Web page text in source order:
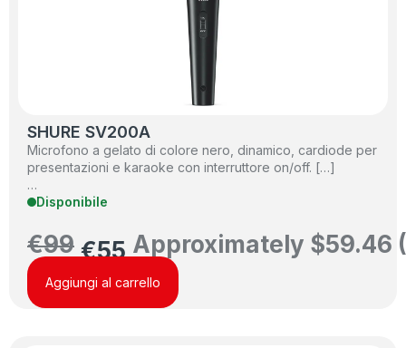
SHURE SV200A
Microfono a gelato di colore nero, dinamico, cardiode per
presentazioni e karaoke con interruttore on/off. […]
…
Disponibile
€99 €55 Approximately $59.46
Aggiungi al carrello